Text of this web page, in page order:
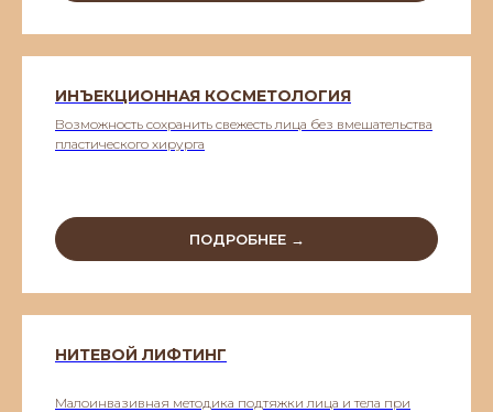
ИНЪЕКЦИОННАЯ КОСМЕТОЛОГИЯ
Возможность сохранить свежесть лица без вмешательства
пластического хирурга
ПОДРОБНЕЕ →
НИТЕВОЙ ЛИФТИНГ
Малоинвазивная методика подтяжки лица и тела при